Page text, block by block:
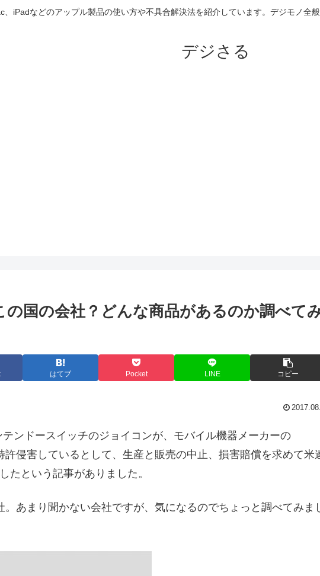
、iPadなどのアップル製品の使い方や不具合解決法を紹介しています。デジモノ全
デジさる
の国の会社？どんな商品があるのか調べて
はてブ Pocket LINE コピー
ンドースイッチのジョイコンが、モバイル機器メーカーの
許侵害しているとして、生産と販売の中止、損害賠償を求めて米
たという記事がありました。
。あまり聞かない会社ですが、気になるのでちょっと調べてみま